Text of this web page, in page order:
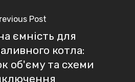
Post
ємність для
котла:
об'єму та схеми